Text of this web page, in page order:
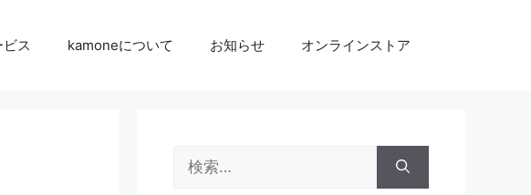
ス kamoneについて お知らせ オンラインストア